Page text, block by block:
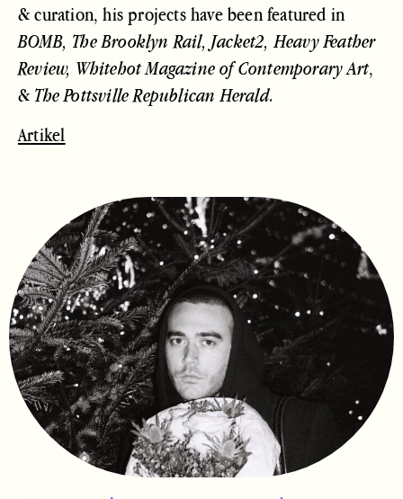
& curation, his projects have been featured in
BOMB, The Brooklyn Rail, Jacket2, Heavy Feather
Review, Whitehot Magazine of Contemporary Art,
& The Pottsville Republican Herald.
Artikel